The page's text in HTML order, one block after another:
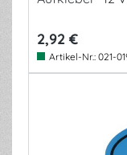
2,92 €
Artikel-Nr.: 021-